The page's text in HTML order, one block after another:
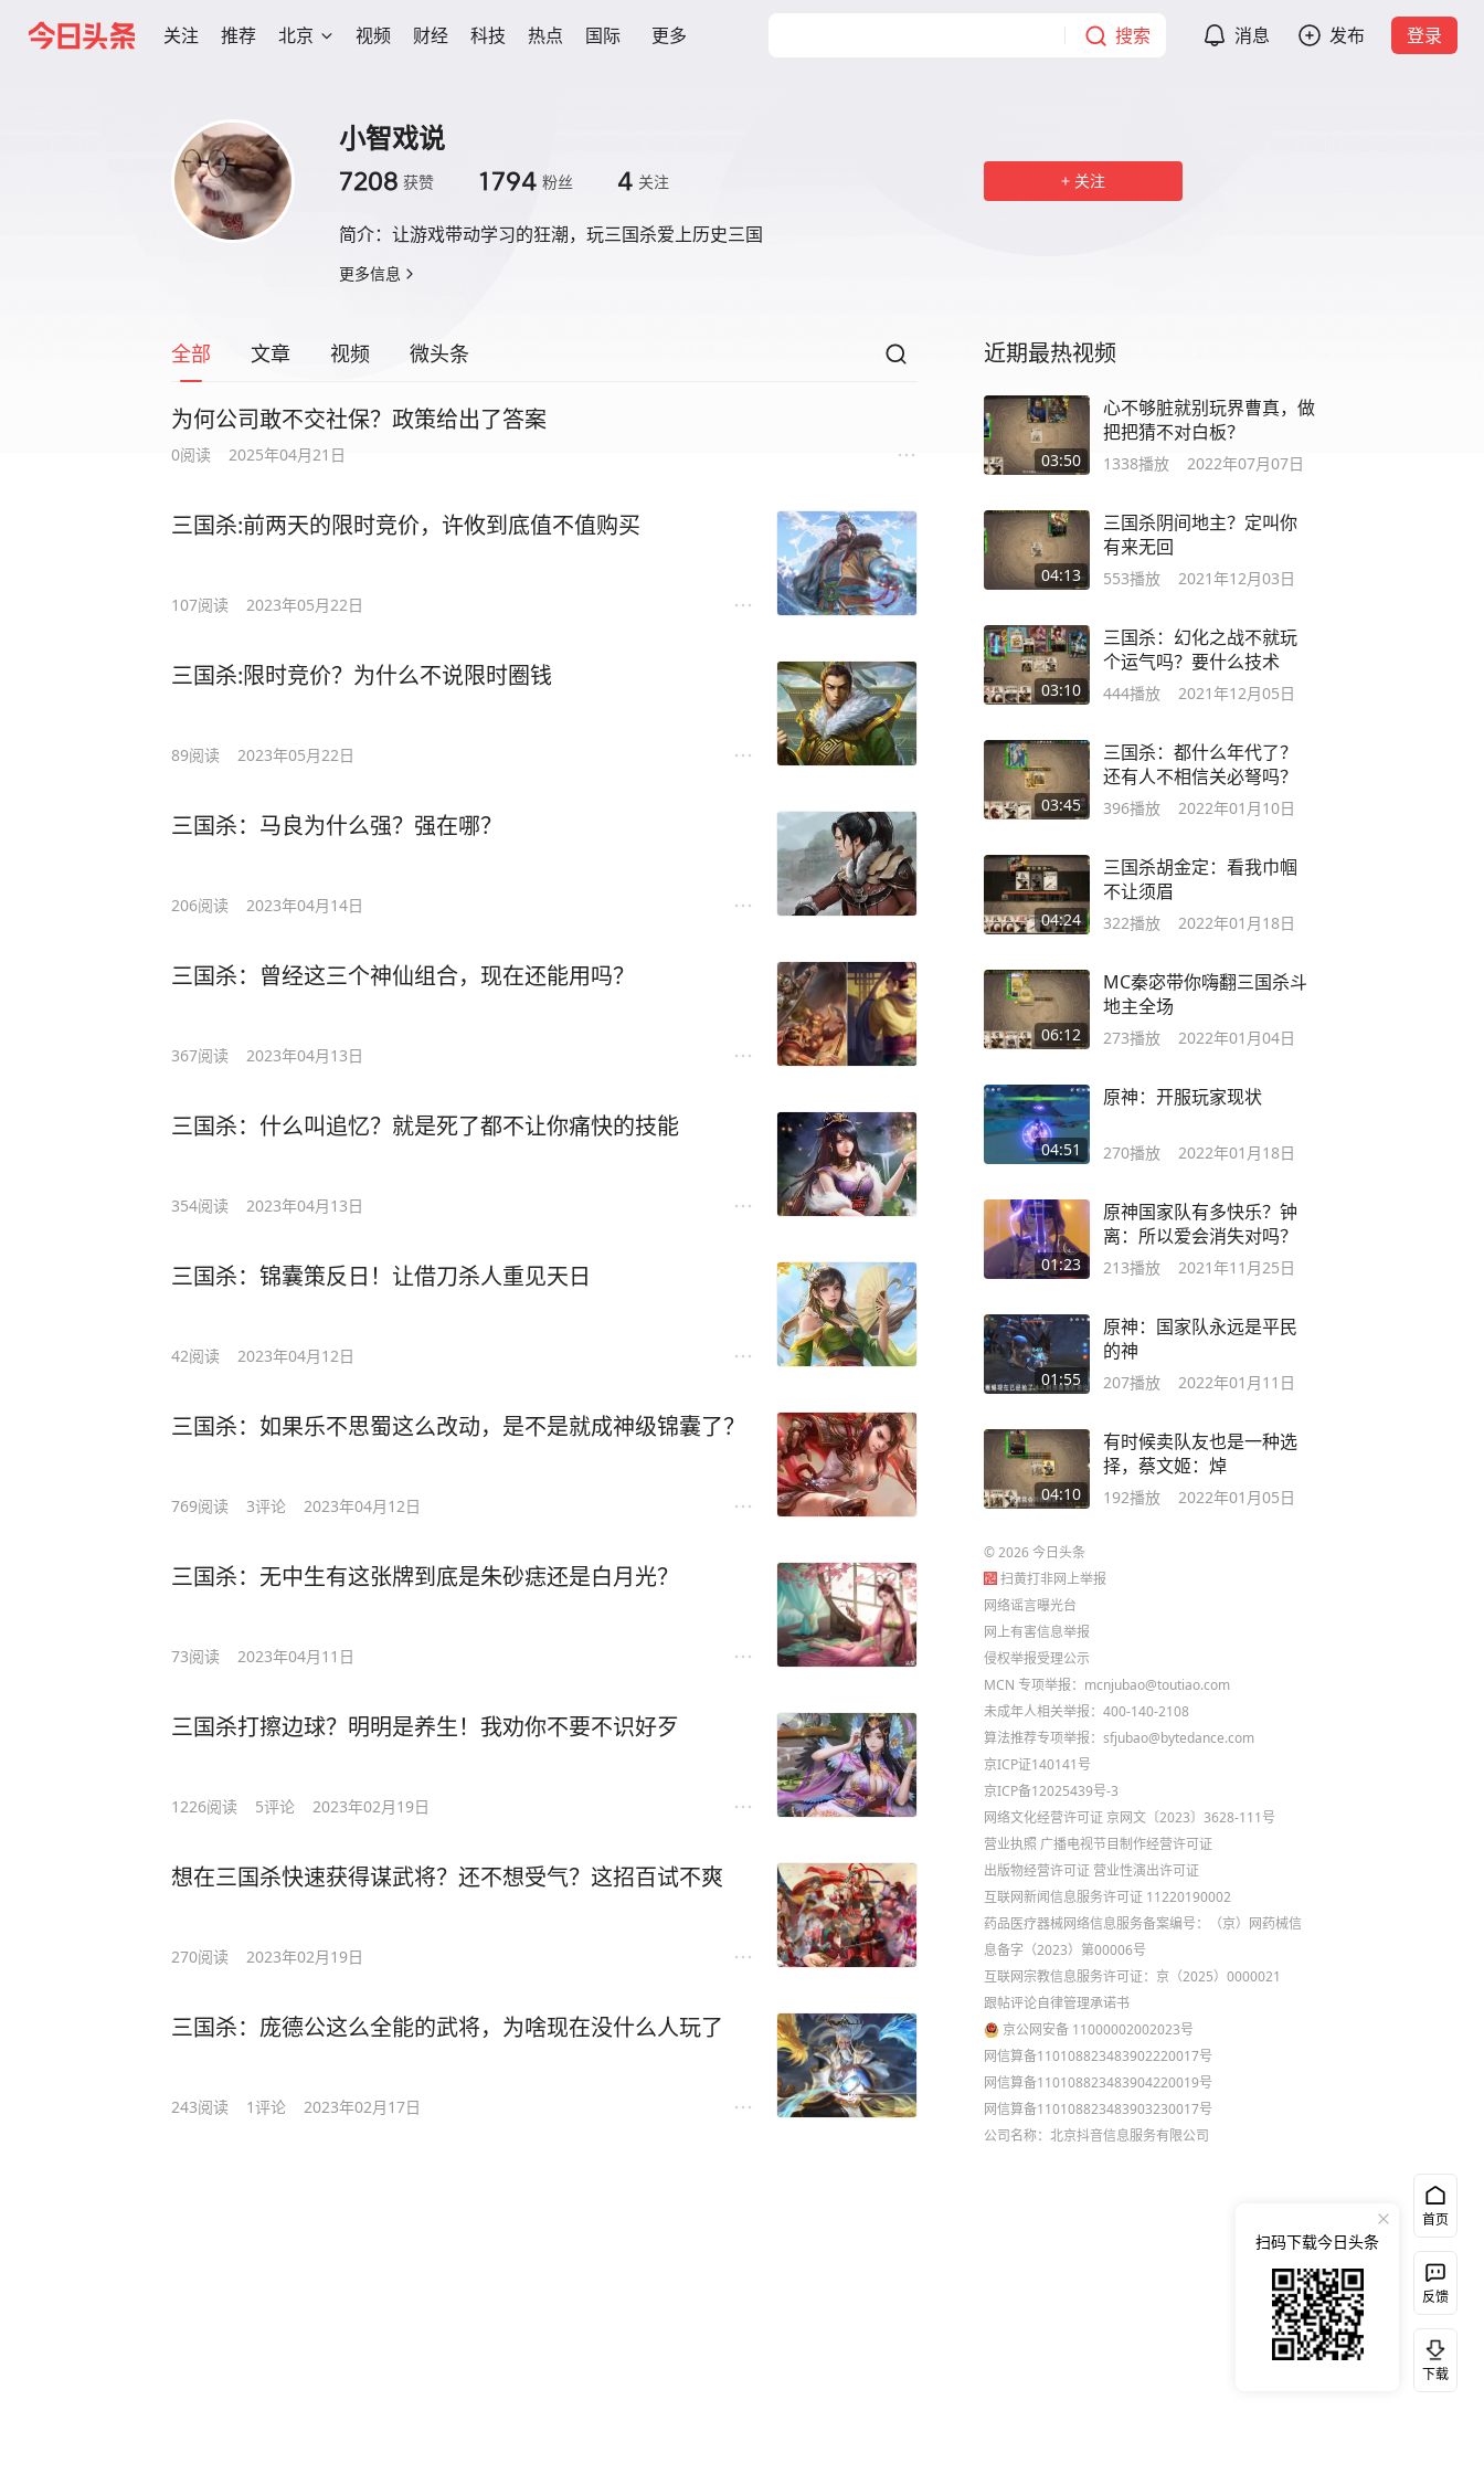
关注 推荐 北京 视频 财经 科技 热点 国际 更多 搜索 消息 发布 登录
小智戏说
7208 获赞 1794 粉丝 4 关注
简介： 让游戏带动学习的狂潮，玩三国杀爱上历史三国
更多信息
关注
全部 文章 视频 微头条
为何公司敢不交社保？政策给出了答案
0阅读 2025年04月21日
三国杀:前两天的限时竞价，许攸到底值不值购买
107阅读 2023年05月22日
三国杀:限时竞价？为什么不说限时圈钱
89阅读 2023年05月22日
三国杀：马良为什么强？强在哪？
206阅读 2023年04月14日
三国杀：曾经这三个神仙组合，现在还能用吗？
367阅读 2023年04月13日
三国杀：什么叫追忆？就是死了都不让你痛快的技能
354阅读 2023年04月13日
三国杀：锦囊策反日！让借刀杀人重见天日
42阅读 2023年04月12日
三国杀：如果乐不思蜀这么改动，是不是就成神级锦囊了？
769阅读 3评论 2023年04月12日
三国杀：无中生有这张牌到底是朱砂痣还是白月光？
73阅读 2023年04月11日
三国杀打擦边球？明明是养生！我劝你不要不识好歹
1226阅读 5评论 2023年02月19日
想在三国杀快速获得谋武将？还不想受气？这招百试不爽
270阅读 2023年02月19日
三国杀：庞德公这么全能的武将，为啥现在没什么人玩了
243阅读 1评论 2023年02月17日
近期最热视频
03:50
心不够脏就别玩界曹真，做
把把猜不对白板？
1338播放 2022年07月07日
04:13
三国杀阴间地主？定叫你
有来无回
553播放 2021年12月03日
03:10
三国杀：幻化之战不就玩
个运气吗？要什么技术
444播放 2021年12月05日
03:45
三国杀：都什么年代了？
还有人不相信关必弩吗？
396播放 2022年01月10日
04:24
三国杀胡金定：看我巾帼
不让须眉
322播放 2022年01月18日
06:12
MC秦宓带你嗨翻三国杀斗
地主全场
273播放 2022年01月04日
04:51
原神：开服玩家现状
270播放 2022年01月18日
01:23
原神国家队有多快乐？钟
离：所以爱会消失对吗？
213播放 2021年11月25日
01:55
原神：国家队永远是平民
的神
207播放 2022年01月11日
04:10
有时候卖队友也是一种选
择，蔡文姬：焯
192播放 2022年01月05日
©2026今日头条
扫黄打非网上举报
网络谣言曝光台
网上有害信息举报
侵权举报受理公示
MCN 专项举报：mcnjubao@toutiao.com
未成年人相关举报：400-140-2108
算法推荐专项举报：sfjubao@bytedance.com
京ICP证140141号
京ICP备12025439号-3
网络文化经营许可证 京网文〔2023〕3628-111号
营业执照 广播电视节目制作经营许可证
出版物经营许可证 营业性演出许可证
互联网新闻信息服务许可证 11220190002
药品医疗器械网络信息服务备案编号：（京）网药械信
息备字（2023）第00006号
互联网宗教信息服务许可证：京（2025）0000021
跟帖评论自律管理承诺书
京公网安备 11000002002023号
网信算备110108823483902220017号
网信算备110108823483904220019号
网信算备110108823483903230017号
公司名称：北京抖音信息服务有限公司
首页
反馈
下载
扫码下载今日头条